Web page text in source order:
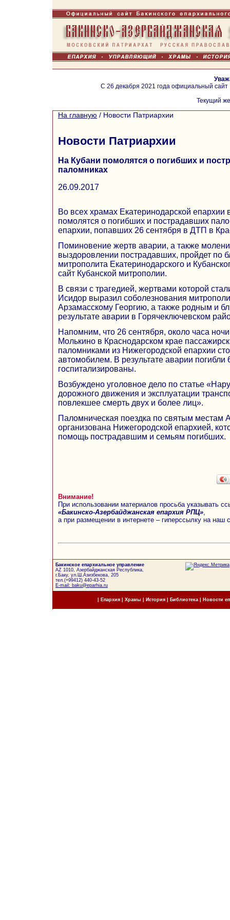
С 26 декабря 2021 года официальный
Текущий
На главную / Новости Патриархии
Новости Патриархии
На Кубани помолятся о погибших и
паломниках
26.09.2017
Во всех храмах Екатеринодарской епархии
помолятся о погибших и пострадавших
епархии, попавших 26 сентября в ДТП в
Поминовение жертв аварии, а также
выздоровлении пострадавших, пройдет по
митрополита Екатеринодарского и
сайт Кубанской митрополии.
В связи с трагедией, жертвами которой
Исидор выразил соболезнования
Арзамасскому Георгию, а также родным и
результате аварии в Горячеключевском
Напомним, что 26 сентября, около часа
Молькино в Краснодарском крае
паломниками из Нижегородской епархии
автомобилем. В результате аварии погибли
госпитализированы.
Возбуждено уголовное дело по статье
дорожного движения и эксплуатации
повлекшее смерть двух и более лиц».
Паломническая поездка по святым местам
организована Нижегородской епархией,
помощь пострадавшим и семьям погибших.
Внимание!
При использовании материалов просьба указывать
«Бакинско-Азербайджанская епархия РПЦ»
а при размещении в интернете – гиперссылку на наш
Бакинское епархиальное управление
AZ 1010, Азербайджанская Республика,
г.Баку, ул.Ш.Азизбекова, 205
тел.(+99412) 440-43-52
E-mail: baku@eparhia.ru
Епархия| Храмы История| Библиотека Новости